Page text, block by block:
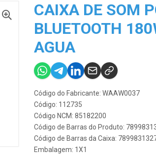
CAIXA DE SOM
BLUETOOTH
AGUA
Código do Fabricante: WAAW0037
Código: 112735
Código NCM: 85182200
Código de Barras do Produto:
Código de Barras da Caixa:
Embalagem: 1X1